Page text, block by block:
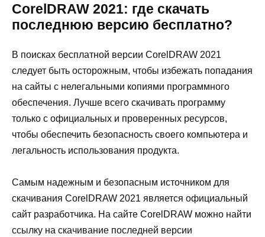
CorelDRAW 2021: где скачать
последнюю версию бесплатно?
В поисках бесплатной версии CorelDRAW 2021
следует быть осторожным, чтобы избежать попадания
на сайты с нелегальными копиями программного
обеспечения. Лучше всего скачивать программу
только с официальных и проверенных ресурсов,
чтобы обеспечить безопасность своего компьютера и
легальность использования продукта.
Самым надежным и безопасным источником для
скачивания CorelDRAW 2021 является официальный
сайт разработчика. На сайте CorelDRAW можно найти
ссылку на скачивание последней версии